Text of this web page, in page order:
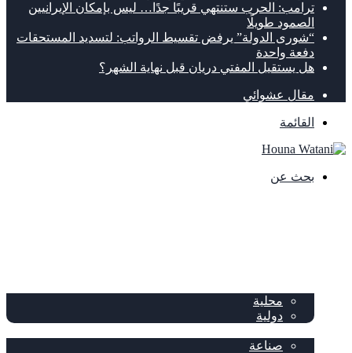
ترامب: الحرب ستنتهي قريبًا جدًا… ليس بإمكان الإيرانيين
الصمود طويلًا
“شورى الدولة” يرفض تقسيط الرواتب: لتسديد المستحقات
دفعة واحدة
هل يستقيل المفتي دريان قبل نهاية الشهر؟
مقال عشوائي
القائمة
بحث عن
محلية
دولية
صناعة